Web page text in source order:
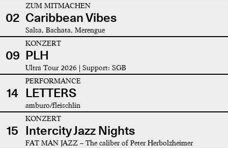
02
ZUM MITMACHEN
Caribbean Vibes
Salsa, Bachata, Merengue
09
KONZERT
PLH
Ultra Tour 2026 | Support: SGB
14
PERFORMANCE
LETTERS
amburo/fleischlin
15
KONZERT
Intercity Jazz Nights
FAT MAN JAZZ – The caliber of Peter Herbolzheimer